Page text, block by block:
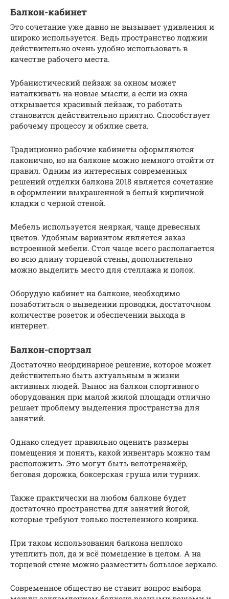
Балкон-кабинет
Это сочетание уже давно не вызывает удивления и
широко используется. Ведь пространство лоджии
действительно очень удобно использовать в
качестве рабочего места.
Урбанистический пейзаж за окном может
наталкивать на новые мысли, а если из окна
открывается красивый пейзаж, то работать
становится действительно приятно. Способствует
рабочему процессу и обилие света.
Традиционно рабочие кабинеты оформляются
лаконично, но на балконе можно немного отойти от
правил. Одним из интересных современных
решений отделки балкона 2018 является сочетание
в оформлении выкрашенной в белый кирпичной
кладки с черной стеной.
Мебель используется неяркая, чаще древесных
цветов. Удобным вариантом является заказ
встроенной мебели. Стол чаще всего располагается
во всю длину торцевой стены, дополнительно
можно выделить место для стеллажа и полок.
Оборудую кабинет на балконе, необходимо
позаботиться о выведении проводки, достаточном
количестве розеток и обеспечении выхода в
интернет.
Балкон-спортзал
Достаточно неординарное решение, которое может
действительно быть актуальным в жизни
активных людей. Вынос на балкон спортивного
оборудования при малой жилой площади отлично
решает проблему выделения пространства для
занятий.
Однако следует правильно оценить размеры
помещения и понять, какой инвентарь можно там
расположить. Это могут быть велотренажёр,
беговая дорожка, боксерская груша или турник.
Также практически на любом балконе будет
достаточно пространства для занятий йогой,
которые требуют только постеленного коврика.
При таком использования балкона неплохо
утеплить пол, да и всё помещение в целом. А на
торцевой стене можно разместить большое зеркало.
Современное общество не ставит вопрос выбора